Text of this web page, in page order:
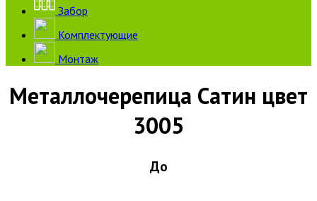
Забор
Комплектующие
Монтаж
Металлочерепица Сатин цвет
3005
До